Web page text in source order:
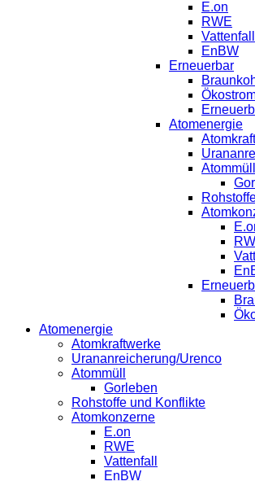
E.on
RWE
Vattenfall
EnBW
Erneuerbar
Atomenergie
Atommüll
Atomenergie
Atomkraftwerke
Urananreicherung/Urenco
Atommüll
Gorleben
Rohstoffe und Konflikte
Atomkonzerne
E.on
RWE
Vattenfall
EnBW